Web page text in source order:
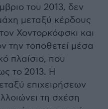
του 2013, δεν
μεταξύ κέρδους
Χοντορκόφσκι και
την τοποθετεί μέσα
πλαίσιο, που
το 2013. Η
επιχειρήσεων
τη σχέση